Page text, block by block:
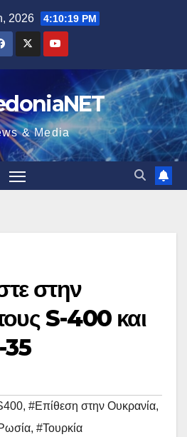
2026 4:10:19 PM
& Media
στην
S-400 και
35
, #Επίθεση στην Ουκρανία,
, #Τουρκία